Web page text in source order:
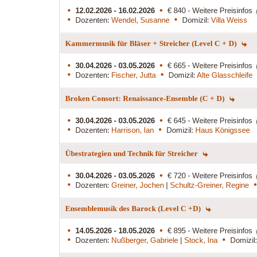
12.02.2026 - 16.02.2026
€ 840 - Weitere Preisinfos
Dozenten: Wendel, Susanne Domizil: Villa Weiss
Kammermusik für Bläser + Streicher (Level C + D)
30.04.2026 - 03.05.2026
€ 665 - Weitere Preisinfos
Dozenten: Fischer, Jutta Domizil: Alte Glasschleife
Broken Consort: Renaissance-Ensemble (C + D)
30.04.2026 - 03.05.2026
€ 645 - Weitere Preisinfos
Dozenten: Harrison, Ian Domizil: Haus Königssee
Übestrategien und Technik für Streicher
30.04.2026 - 03.05.2026
€ 720 - Weitere Preisinfos
Dozenten: Greiner, Jochen | Schultz-Greiner, Regine
Ensemblemusik des Barock (Level C +D)
14.05.2026 - 18.05.2026
€ 895 - Weitere Preisinfos
Dozenten: Nußberger, Gabriele | Stock, Ina Domizil: